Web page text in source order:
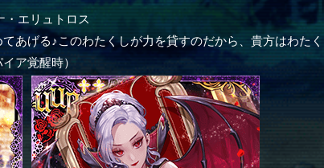
・エリュトロス
あげる♪このわたくしが力を貸すのだから、貴方はわた
ア覚醒時）